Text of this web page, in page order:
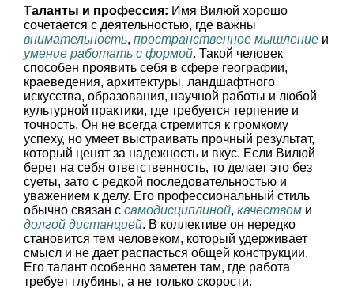
Таланты и профессия: Имя Вилюй хорошо
сочетается с деятельностью, где важны
внимательность, пространственное мышление и
умение работать с формой. Такой человек
способен проявить себя в сфере географии,
краеведения, архитектуры, ландшафтного
искусства, образования, научной работы и любой
культурной практики, где требуется терпение и
точность. Он не всегда стремится к громкому
успеху, но умеет выстраивать прочный результат,
который ценят за надежность и вкус. Если Вилюй
берет на себя ответственность, то делает это без
суеты, зато с редкой последовательностью и
уважением к делу. Его профессиональный стиль
обычно связан с самодисциплиной, качеством и
долгой дистанцией. В коллективе он нередко
становится тем человеком, который удерживает
смысл и не дает распасться общей конструкции.
Его талант особенно заметен там, где работа
требует глубины, а не только скорости.